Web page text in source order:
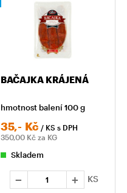
BAČAJKA KRÁJENÁ
hmotnost balení 100 g
35,- Kč / KS s DPH
350,00 Kč za KG
Skladem
KS